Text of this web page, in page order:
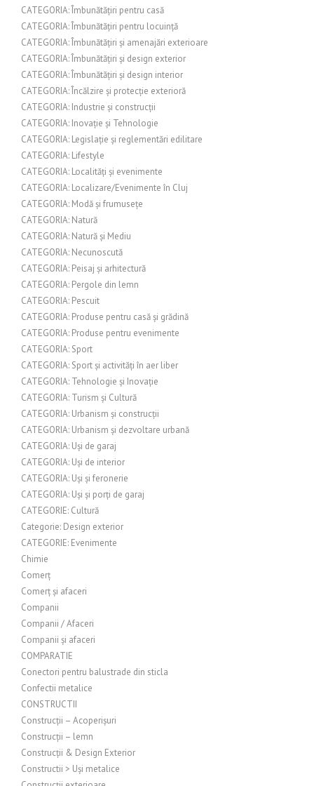
CATEGORIA: Îmbunătățiri pentru casă
CATEGORIA: Îmbunătățiri pentru locuință
CATEGORIA: Îmbunătățiri și amenajări exterioare
CATEGORIA: Îmbunătățiri și design exterior
CATEGORIA: Îmbunătățiri și design interior
CATEGORIA: Încălzire și protecție exterioră
CATEGORIA: Industrie și construcții
CATEGORIA: Inovație și Tehnologie
CATEGORIA: Legislație și reglementări edilitare
CATEGORIA: Lifestyle
CATEGORIA: Localități și evenimente
CATEGORIA: Localizare/Evenimente în Cluj
CATEGORIA: Modă și frumusețe
CATEGORIA: Natură
CATEGORIA: Natură și Mediu
CATEGORIA: Necunoscută
CATEGORIA: Peisaj și arhitectură
CATEGORIA: Pergole din lemn
CATEGORIA: Pescuit
CATEGORIA: Produse pentru casă și grădină
CATEGORIA: Produse pentru evenimente
CATEGORIA: Sport
CATEGORIA: Sport și activități în aer liber
CATEGORIA: Tehnologie și Inovație
CATEGORIA: Turism și Cultură
CATEGORIA: Urbanism și construcții
CATEGORIA: Urbanism și dezvoltare urbană
CATEGORIA: Uși de garaj
CATEGORIA: Uși de interior
CATEGORIA: Uși și feronerie
CATEGORIA: Uși și porți de garaj
CATEGORIE: Cultură
Categorie: Design exterior
CATEGORIE: Evenimente
Chimie
Comerț
Comerț și afaceri
Companii
Companii / Afaceri
Companii și afaceri
COMPARATIE
Conectori pentru balustrade din sticla
Confectii metalice
CONSTRUCTII
Construcții – Acoperișuri
Construcții – lemn
Construcții & Design Exterior
Constructii > Uși metalice